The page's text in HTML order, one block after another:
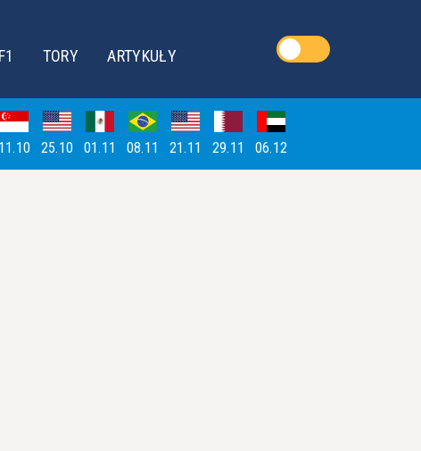
TORY ARTYKUŁY
11.10 25.10 01.11 08.11 21.11 29.11 06.12